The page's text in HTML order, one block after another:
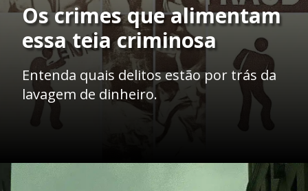
Os crimes que alimentam
essa teia criminosa
Entenda quais delitos estão por trás da
lavagem de dinheiro.
https://ademilsoncs.adv.br/a-teia-criminosa-a-intrinseca-relacao-entre-a-lavagem-de-dinheiro-e-os-crimes-antecedentes/